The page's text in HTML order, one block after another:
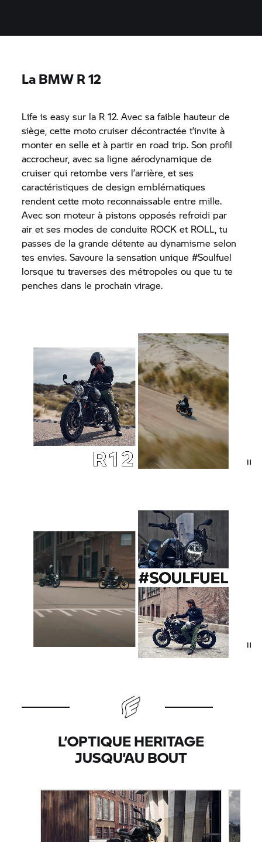
La BMW R 12
Life is easy sur la R 12. Avec sa faible hauteur de
siège, cette moto cruiser décontractée t’invite à
monter en selle et à partir en road trip. Son profil
accrocheur, avec sa ligne aérodynamique de
cruiser qui retombe vers l’arrière, et ses
caractéristiques de design emblématiques
rendent cette moto reconnaissable entre mille.
Avec son moteur à pistons opposés refroidi par
air et ses modes de conduite ROCK et ROLL, tu
passes de la grande détente au dynamisme selon
tes envies. Savoure la sensation unique #Soulfuel
lorsque tu traverses des métropoles ou que tu te
penches dans le prochain virage.
L’OPTIQUE HERITAGE
JUSQU’AU BOUT